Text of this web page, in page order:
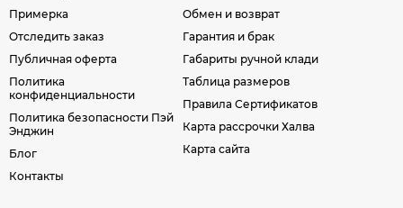
Примерка
Отследить заказ
Публичная оферта
Политика
конфиденциальности
Политика безопасности Пэй
Энджин
Блог
Контакты
Обмен и возврат
Гарантия и брак
Габариты ручной клади
Таблица размеров
Правила Сертификатов
Карта рассрочки Халва
Карта сайта